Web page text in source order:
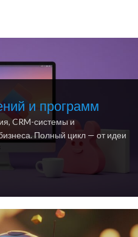
и программ
CRM-системы и
Полный цикл — от идеи